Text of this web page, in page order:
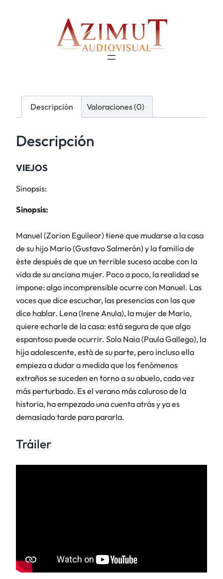
Descripción Valoraciones (0)
Descripción
VIEJOS
Sinopsis:
Sinopsis:
Manuel (Zorion Eguileor) tiene que mudarse a la casa
de su hijo Mario (Gustavo Salmerón) y la familia de
éste después de que un terrible suceso acabe con la
vida de su anciana mujer. Poco a poco, la realidad se
impone: algo incomprensible ocurre con Manuel. Las
voces que dice escuchar, las presencias con las que
dice hablar. Lena (Irene Anula), la mujer de Mario,
quiere echarle de la casa: está segura de que algo
espantoso puede ocurrir. Solo Naia (Paula Gallego), la
hija adolescente, está de su parte, pero incluso ella
empieza a dudar a medida que los fenómenos
extraños se suceden en torno a su abuelo, cada vez
más perturbado. Es el verano más caluroso de la
historia, ha empezado una cuenta atrás y ya es
demasiado tarde para pararla.
Tráiler